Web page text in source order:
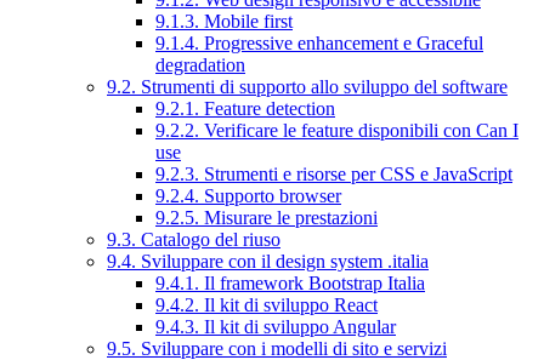
9.1.3. Mobile first
9.1.4. Progressive enhancement e Graceful
degradation
9.2. Strumenti di supporto allo sviluppo del software
9.2.1. Feature detection
9.2.2. Verificare le feature disponibili con Can I
use
9.2.3. Strumenti e risorse per CSS e JavaScript
9.2.4. Supporto browser
9.2.5. Misurare le prestazioni
9.3. Catalogo del riuso
9.4. Sviluppare con il design system .italia
9.4.1. Il framework Bootstrap Italia
9.4.2. Il kit di sviluppo React
9.4.3. Il kit di sviluppo Angular
9.5. Sviluppare con i modelli di sito e servizi